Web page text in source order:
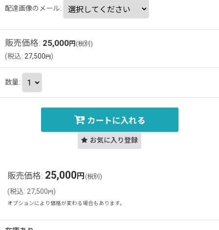
配達画像のメール:
販売価格: 25,000円 (税別)
(税込: 27,500円)
数量:
カートに入れる
お気に入り登録
販売価格: 25,000 円 (税別)
(税込: 27,500円)
オプションにより価格が変わる場合もあります。